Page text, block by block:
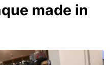
made in